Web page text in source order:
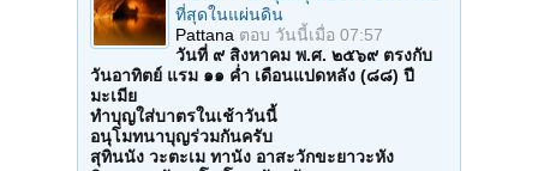
ที่สุดในแผ่นดิน
Pattana ตอบ วันนี้เมื่อ 07:57
วันที่ ๙ สิงหาคม พ.ศ. ๒๕๖๙ ตรงกับ
วันอาทิตย์ แรม ๑๑ ค่ำ เดือนแปดหลัง (๘๘) ปี
มะเมีย
ทำบุญใส่บาตรในเช้าวันนี้
อนุโมทนาบุญร่วมกันครับ
สุทินนัง วะตะเม ทานัง อาสะวักขะยาวะหัง